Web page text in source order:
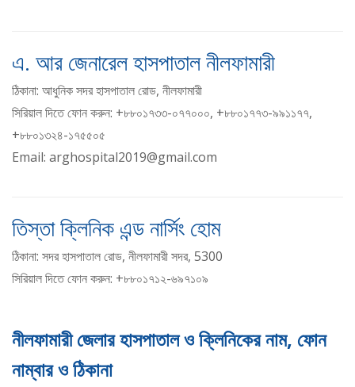
এ. আর জেনারেল হাসপাতাল নীলফামারী
ঠিকানা: আধুনিক সদর হাসপাতাল রোড, নীলফামারী
সিরিয়াল দিতে ফোন করুন: +৮৮০১৭৩৩-০৭৭০০০, +৮৮০১৭৭৩-৯৯১১৭৭,
+৮৮০১৩২৪-১৭৫৫০৫
Email: arghospital2019@gmail.com
তিস্তা ক্লিনিক এন্ড নার্সিং হোম
ঠিকানা: সদর হাসপাতাল রোড, নীলফামারী সদর, 5300
সিরিয়াল দিতে ফোন করুন: +৮৮০১৭১২-৬৯৭১০৯
নীলফামারী জেলার হাসপাতাল ও ক্লিনিকের নাম, ফোন
নাম্বার ও ঠিকানা